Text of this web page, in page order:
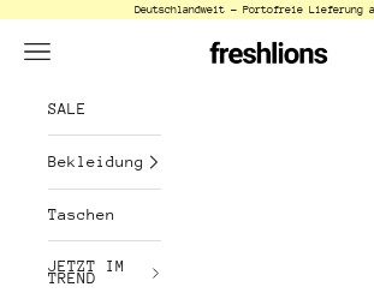
Zum Inhalt springenDeutschlandweit - Portofreie Lieferung
freshlions
Menü
SALE
Bekleidung
Taschen
JETZT IM
TREND